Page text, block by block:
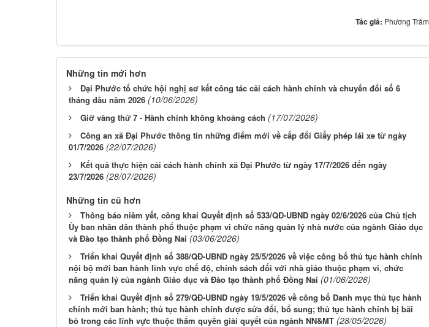
Tác giả: Phương Trâm
Những tin mới hơn
Đại Phước tổ chức hội nghị sơ kết công tác cải cách hành chính và chuyển đổi số 6
tháng đầu năm 2026 (10/06/2026)
Giờ vàng thứ 7 - Hành chính không khoảng cách (17/07/2026)
Công an xã Đại Phước thông tin những điểm mới về cấp đổi Giấy phép lái xe từ ngày
01/7/2026 (22/07/2026)
Kết quả thực hiện cải cách hành chính xã Đại Phước từ ngày 17/7/2026 đến ngày
23/7/2026 (28/07/2026)
Những tin cũ hơn
Thông báo niêm yết, công khai Quyết định số 533/QĐ-UBND ngày 02/6/2026 của Chủ tịch
Ủy ban nhân dân thành phố thuộc phạm vi chức năng quản lý nhà nước của ngành Giáo dục
và Đào tạo thành phố Đồng Nai (03/06/2026)
Triển khai Quyết định số 388/QĐ-UBND ngày 25/5/2026 về việc công bố thủ tục hành chính
nội bộ mới ban hành lĩnh vực chế độ, chính sách đối với nhà giáo thuộc phạm vi, chức
năng quản lý của ngành Giáo dục và Đào tạo thành phố Đồng Nai (01/06/2026)
Triển khai Quyết định số 279/QĐ-UBND ngày 19/5/2026 về công bố Danh mục thủ tục hành
chính mới ban hành; thủ tục hành chính được sửa đổi, bổ sung; thủ tục hành chính bị bãi
bỏ trong các lĩnh vực thuộc thẩm quyền giải quyết của ngành NN&MT (28/05/2026)